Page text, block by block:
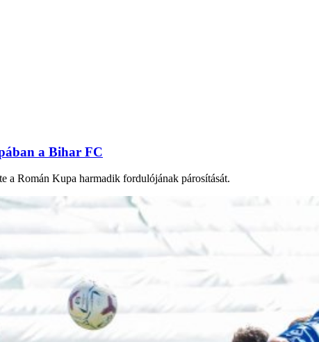
a Bihar FC
a Román Kupa harmadik fordulójának párosítását.